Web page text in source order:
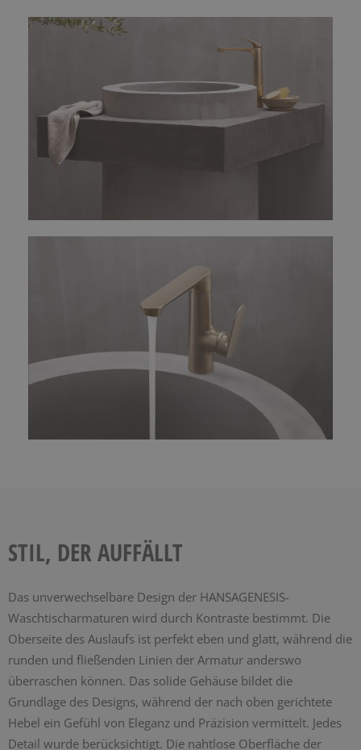
STIL, DER AUFFÄLLT
Das unverwechselbare Design der HANSAGENESIS-
Waschtischarmaturen wird durch Kontraste bestimmt. Die
Oberseite des Auslaufs ist perfekt eben und glatt, während die
runden und fließenden Linien der Armatur anderswo
überraschen können. Das solide Gehäuse bildet die
Grundlage des Designs, während der nach oben gerichtete
Hebel ein Gefühl von Eleganz und Präzision vermittelt. Jedes
Detail wurde berücksichtigt. Die nahtlose Oberfläche der